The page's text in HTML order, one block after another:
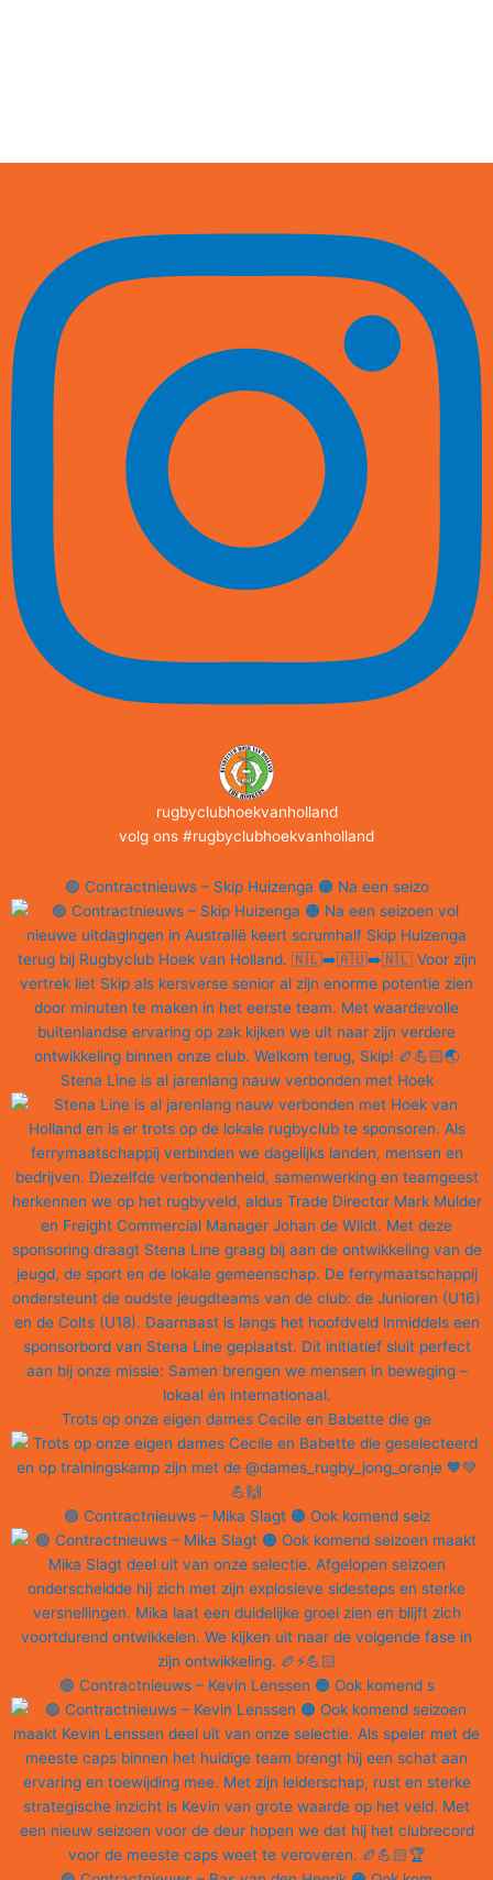
rugbyclubhoekvanholland
volg ons #rugbyclubhoekvanholland
🟢 Contractnieuws – Skip Huizenga 🟠 Na een seizo
Stena Line is al jarenlang nauw verbonden met Hoek
Trots op onze eigen dames Cecile en Babette die ge
🟢 Contractnieuws – Mika Slagt 🟠 Ook komend seiz
🟢 Contractnieuws – Kevin Lenssen 🟠 Ook komend s